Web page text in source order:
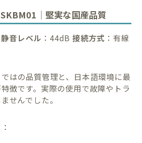
｜堅実な国産品質
静音レベル ：44dB接続方式 ：有線
はの品質管理と、日本語環境に最
徴です。実際の使用で故障やトラ
せんでした。
：